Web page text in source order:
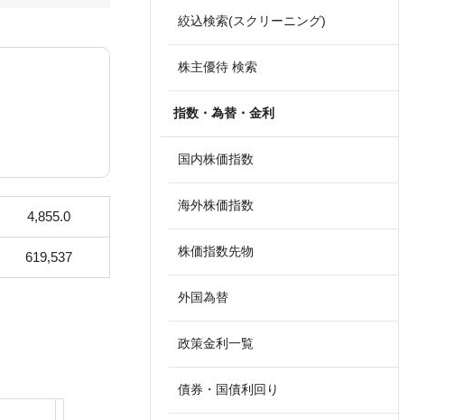
4,855.0
619,537
絞込検索(スクリーニング)
株主優待 検索
指数・為替・金利
国内株価指数
海外株価指数
株価指数先物
外国為替
政策金利一覧
債券・国債利回り